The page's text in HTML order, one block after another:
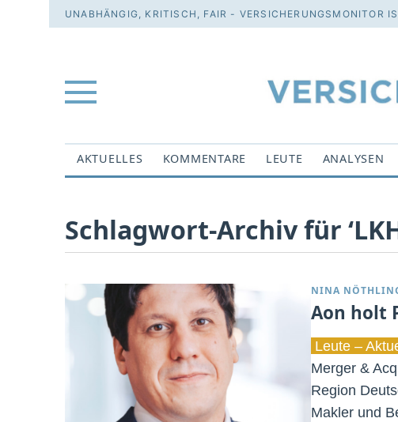
UNABHÄNGIG, KRITISCH, FAIR - VERSICHERUNGSMONITOR
AKTUELLES KOMMENTARE LEUTE ANALYSEN
Schlagwort-Archiv für
NINA
Aon holt
Leute –
Merger &
Region
Makler und